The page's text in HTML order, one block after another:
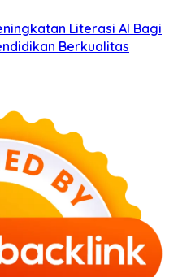
Literasi AI Bagi
Berkualitas